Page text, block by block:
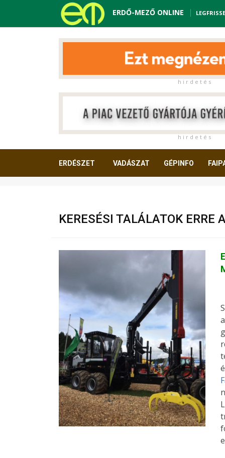
ERDŐ-MEZŐ ONLINE
h i r d e t é s
h i r d e t é s
ERDÉSZET VADÁSZAT GÉPINFO
KERESÉSI TALÁLATOK ERRE